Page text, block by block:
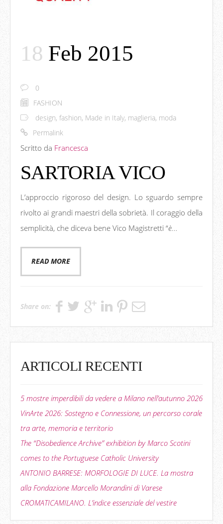
18 Feb 2015
0
FASHION
design, fashion, Made in Italy, maglieria, moda
Permalink
Scritto da Francesca
SARTORIA VICO
L’approccio rigoroso del design. Lo sguardo sempre
rivolto ai grandi maestri della sobrietà. Il coraggio della
semplicità, che diceva bene Vico Magistretti “è...
READ MORE
Share on:
ARTICOLI RECENTI
5 mostre imperdibili da vedere a Milano nell’autunno 2026
VinArte 2026: Sostegno e Connessione, un percorso corale
tra arte, memoria e territorio
The “Disobedience Archive” exhibition by Marco Scotini
comes to the Portuguese Catholic University
ANTONIO BARRESE: MORFOLOGIE DI LUCE. La mostra
alla Fondazione Marcello Morandini di Varese
CROMATICAMILANO. L’indice essenziale del vestire